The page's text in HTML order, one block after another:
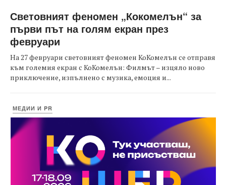
Световният феномен „Кокомелън“ за
първи път на голям екран през
февруари
На 27 февруари световният феномен КоКомелън се отправя
към големия екран с КоКомелън: Филмът – изцяло ново
приключение, изпълнено с музика, емоция и...
МЕДИИ И PR